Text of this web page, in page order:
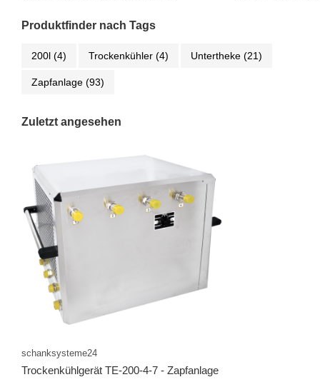
Produktfinder nach Tags
200l (4) Trockenkühler (4) Untertheke (21)
Zapfanlage (93)
Zuletzt angesehen
schanksysteme24
Trockenkühlgerät TE-200-4-7 - Zapfanlage